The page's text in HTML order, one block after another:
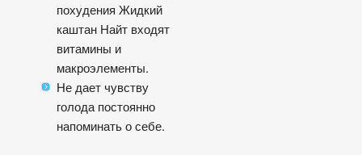
похудения Жидкий
каштан Найт входят
витамины и
макроэлементы.
Не дает чувству
голода постоянно
напоминать о себе.